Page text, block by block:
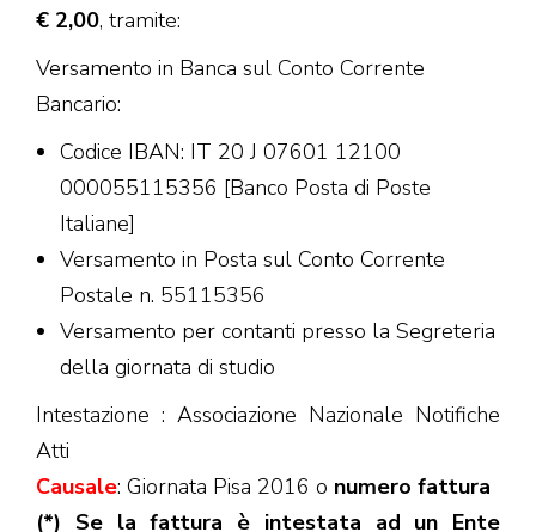
€ 2,00, tramite:
Versamento in Banca sul Conto Corrente
Bancario:
Codice IBAN: IT 20 J 07601 12100
000055115356 [Banco Posta di Poste
Italiane]
Versamento in Posta sul Conto Corrente
Postale n. 55115356
Versamento per contanti presso la Segreteria
della giornata di studio
Intestazione : Associazione Nazionale Notifiche
Atti
Causale: Giornata Pisa 2016 o numero fattura
(*) Se la fattura è intestata ad un Ente